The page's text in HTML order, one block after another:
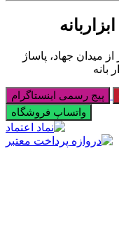
میدان جهاد، پاساژ
پیج رسمی اینستاگرام
واتساپ فروشگاه